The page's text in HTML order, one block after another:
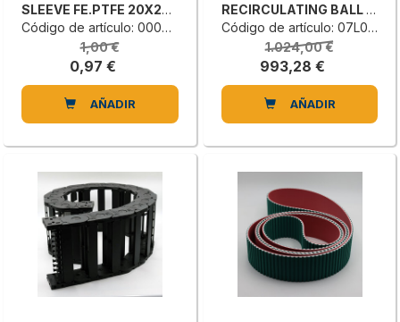
SLEEVE FE.PTFE 20X23X15
Código de artículo: 0000613105E
1,00 €
0,97 €
AÑADIR
RECIRCULATING BALL SCREW
Código de artículo: 07L0274125C
1.024,00 €
993,28 €
AÑADIR